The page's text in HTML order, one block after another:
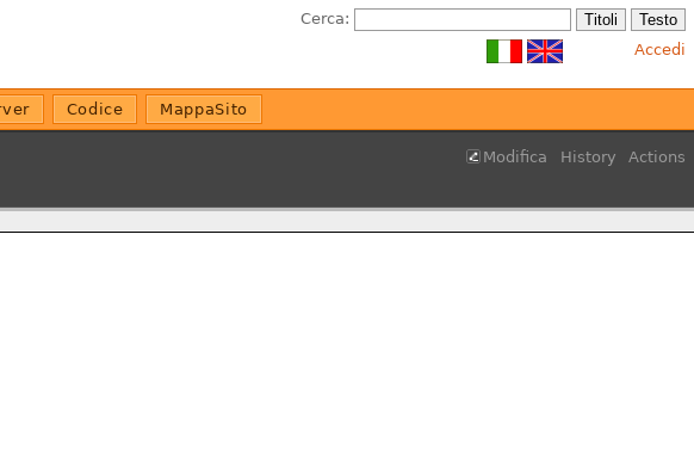
Cerca:
Accedi
Codice MappaSito
Modifica History Actions